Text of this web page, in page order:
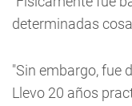
determinadas
"Sin embargo, fue
Llevo 20 años